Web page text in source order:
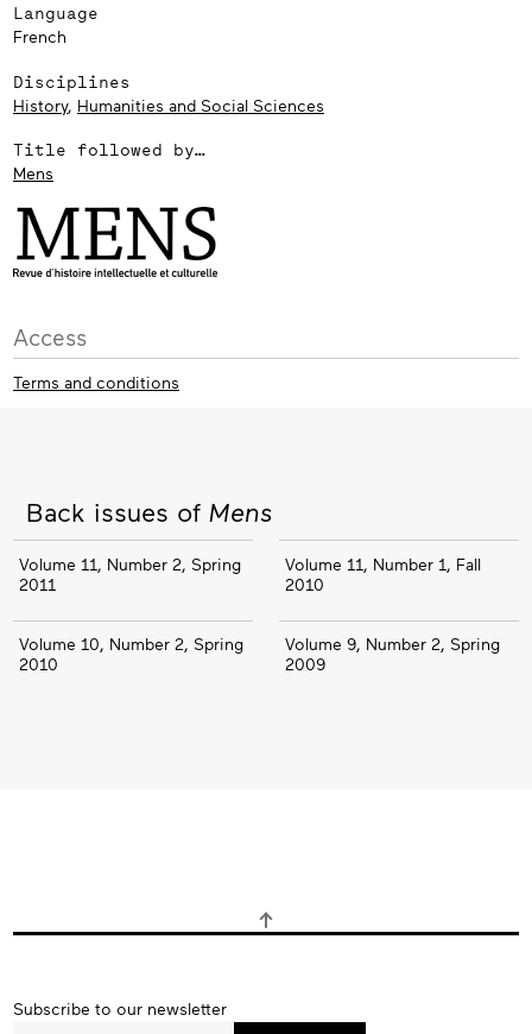
Language
French
Disciplines
History, Humanities and Social Sciences
Title followed by…
Mens
Access
Terms and conditions
Back issues of Mens
Volume 11, Number 2, Spring
2011
Volume 11, Number 1, Fall
2010
Volume 10, Number 2, Spring
2010
Volume 9, Number 2, Spring
2009
Subscribe
Subscribe to our newsletter